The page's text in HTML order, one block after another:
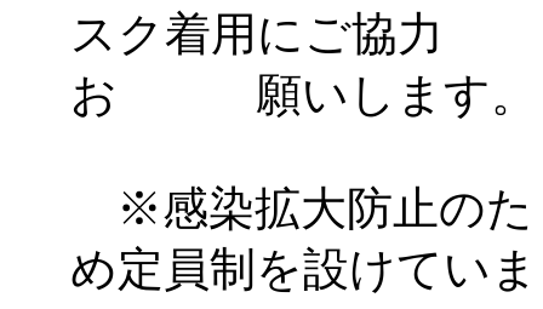
スク着用にご協力
お 願いします。
※感染拡大防止のた
め定員制を設けていま